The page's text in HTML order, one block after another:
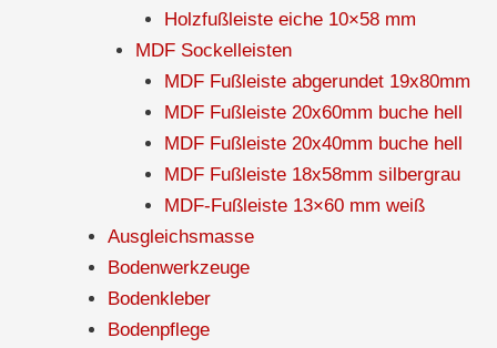
Holzfußleiste eiche 10×58 mm
MDF Sockelleisten
MDF Fußleiste abgerundet 19x80mm
MDF Fußleiste 20x60mm buche hell
MDF Fußleiste 20x40mm buche hell
MDF Fußleiste 18x58mm silbergrau
MDF-Fußleiste 13×60 mm weiß
Ausgleichsmasse
Bodenwerkzeuge
Bodenkleber
Bodenpflege